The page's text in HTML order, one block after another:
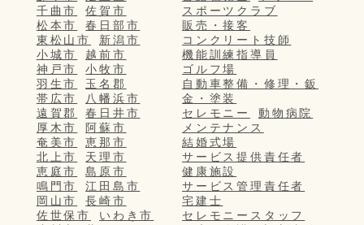
千曲市
佐賀市
松本市
春日部市
東松山市
新潟市
小城市
越前市
神戸市
小牧市
羽生市
玉名郡
帯広市
八幡浜市
遠賀郡
春日井市
厚木市
阿蘇市
奄美市
恵那市
北上市
天理市
恵庭市
島原市
鳴門市
江田島市
岡山市
長崎市
佐世保市
いわき市
スポーツクラブ
販売・接客
コンクリート技師
機能訓練指導員
ゴルフ場
自動車整備・修理・鈑
金・塗装
セレモニー
動物病院
メンテナンス
結婚式場
サービス提供責任者
健康施設
サービス管理責任者
宅建士
セレモニースタッフ